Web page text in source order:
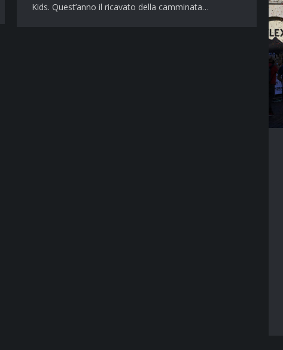
Kids. Quest’anno il ricavato della camminata…